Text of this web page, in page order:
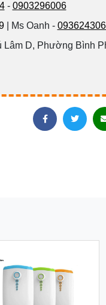
- 0903296006
| Ms Oanh -
Lâm D, Phường Bình